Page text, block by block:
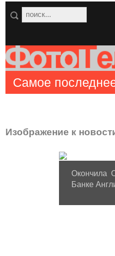
Самое
Изображение к
Окончила
Банке